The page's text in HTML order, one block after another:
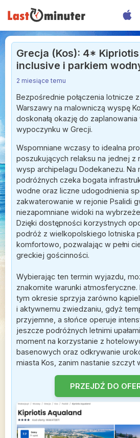
Grecja (Kos): 4*
inclusive i parkiem
2 miesiące temu
Bezpośrednie połączenia lotnicze
Warszawy na malowniczą wyspę
doskonałą okazję do
wypoczynku w Grecji.
Wspomniane wczasy to idealna
poszukujących relaksu na jednej z
wysp archipelagu Dodekanezu. Na
podróżnych czeka bogata
wodne oraz liczne udogodnienia
zakwaterowanie w rejonie Psalidi
niezapomniane widoki na
Dzięki dostępności korzystnych
podróż z wielkopolskiego lotniska
komfortowo, pozwalając w pełni
greckiej gościnności.
Wybierając ten termin wyjazdu,
znakomite warunki
tym okresie sprzyja zarówno
i aktywnemu zwiedzaniu, gdyż
przyjemne, a słońce operuje
jeszcze podróżnych letnimi
moment na korzystanie z
basenowych oraz odkrywanie
miasta Kos, zanim nastanie szczyt
PRZEJDŹ DO